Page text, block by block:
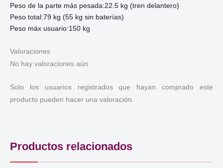
Peso de la parte más pesada:22.5 kg (tren delantero)
Peso total:79 kg (55 kg sin baterías)
Peso máx usuario:150 kg
Valoraciones
No hay valoraciones aún.
Solo los usuarios registrados que hayan comprado este
producto pueden hacer una valoración.
Productos relacionados